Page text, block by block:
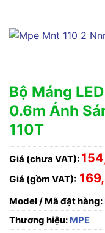
Bộ Máng
0.6m Ánh
110T
Giá (chưa VAT):
Giá (gồm VAT):
Model / Mã đặt hàng:
Thương hiệu: MPE